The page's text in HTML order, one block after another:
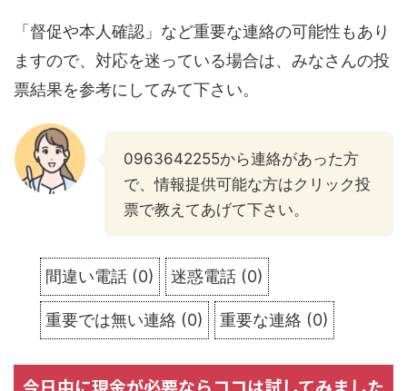
「督促や本人確認」など重要な連絡の可能性もあり
ますので、対応を迷っている場合は、みなさんの投
票結果を参考にしてみて下さい。
0963642255から連絡があった方
で、情報提供可能な方はクリック投
票で教えてあげて下さい。
間違い電話 (0) 迷惑電話 (0)
重要では無い連絡 (0) 重要な連絡 (0)
今日中に現金が必要ならココは試してみました